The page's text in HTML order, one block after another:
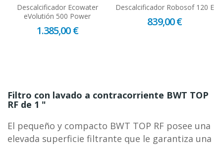
Descalcificador Ecowater
eVolutión 500 Power
1.385,00 €
Descalcificador Robosof 120 E
839,00 €
Filtro con lavado a contracorriente BWT TOP
RF de 1 "
El pequeño y compacto BWT TOP RF posee una
elevada superficie filtrante que le garantiza una